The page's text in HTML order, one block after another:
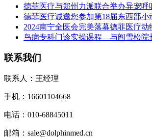
德菲医疗与郑州力派联合举办异宠呼
德菲医疗诚邀您参加第18届东西部小
2024南宁全医会完美落幕德菲医疗
鸟病专科门诊实操课程—与阎雪松院
联系我们
联系人：王经理
手机：16601104668
电话：010-68845011
邮箱：sale@dolphinmed.cn